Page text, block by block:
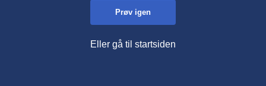
Prøv igen
Eller gå til startsiden